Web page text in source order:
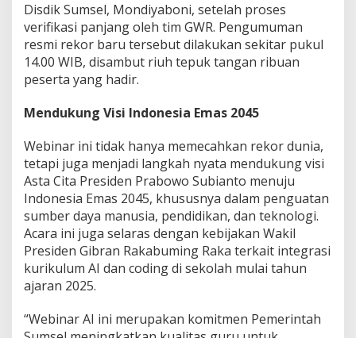
Disdik Sumsel, Mondiyaboni, setelah proses
verifikasi panjang oleh tim GWR. Pengumuman
resmi rekor baru tersebut dilakukan sekitar pukul
14.00 WIB, disambut riuh tepuk tangan ribuan
peserta yang hadir.
Mendukung Visi Indonesia Emas 2045
Webinar ini tidak hanya memecahkan rekor dunia,
tetapi juga menjadi langkah nyata mendukung visi
Asta Cita Presiden Prabowo Subianto menuju
Indonesia Emas 2045, khususnya dalam penguatan
sumber daya manusia, pendidikan, dan teknologi.
Acara ini juga selaras dengan kebijakan Wakil
Presiden Gibran Rakabuming Raka terkait integrasi
kurikulum AI dan coding di sekolah mulai tahun
ajaran 2025.
“Webinar AI ini merupakan komitmen Pemerintah